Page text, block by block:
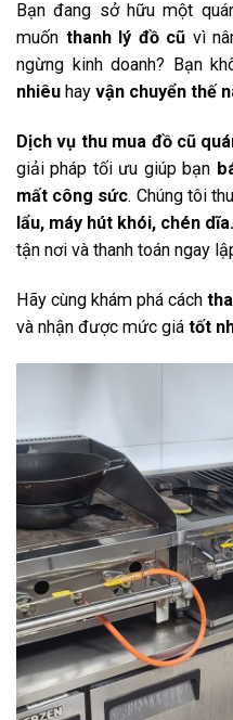
Bạn đang sở hữu một
muốn thanh lý đồ cũ vì
ngừng kinh doanh? Bạn
nhiêu hay vận chuyển thế
Dịch vụ thu mua đồ cũ
giải pháp tối ưu giúp bạn
mất công sức. Chúng tôi
lẩu, máy hút khói, chén
tận nơi và thanh toán ngay
Hãy cùng khám phá cách
và nhận được mức giá tốt